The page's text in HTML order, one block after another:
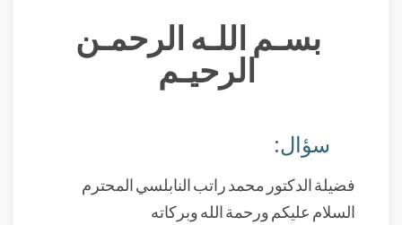
بسـم اللـه الرحمـن
الرحيـم
سؤال:
فضيلة الدكتور محمد راتب النابلسي المحترم
السلام عليكم ورحمة الله وبركاته